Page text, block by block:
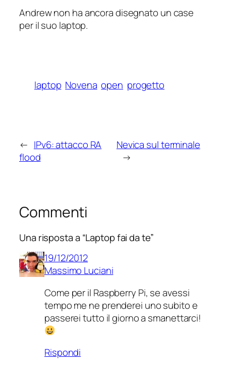
Andrew non ha ancora disegnato un case
per il suo laptop.
laptop Novena open progetto
← IPv6: attacco RA
flood
Nevica sul terminale
→
Commenti
Una risposta a “Laptop fai da te”
19/12/2012
Massimo Luciani
Come per il Raspberry Pi, se avessi
tempo me ne prenderei uno subito e
passerei tutto il giorno a smanettarci!
Rispondi